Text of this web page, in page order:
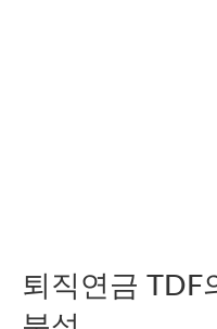
퇴직연금 TDF